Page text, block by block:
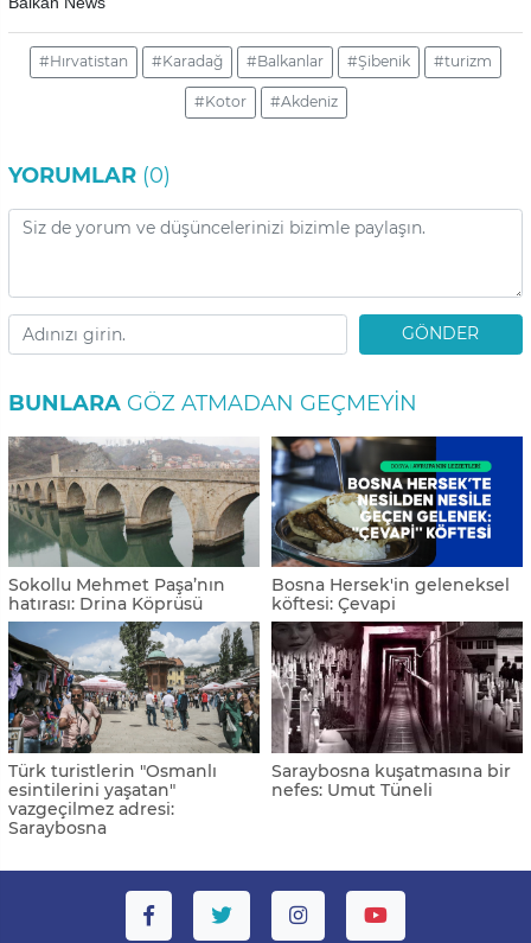
#Hırvatistan #Karadağ #Balkanlar #Şibenik #turizm
#Kotor #Akdeniz
YORUMLAR (0)
GÖNDER
BUNLARA GÖZ ATMADAN GEÇMEYIN
Sokollu Mehmet Paşa’nın
hatırası: Drina Köprüsü
Bosna Hersek'in geleneksel
köftesi: Çevapi
Türk turistlerin "Osmanlı
esintilerini yaşatan"
vazgeçilmez adresi:
Saraybosna
Saraybosna kuşatmasına bir
nefes: Umut Tüneli